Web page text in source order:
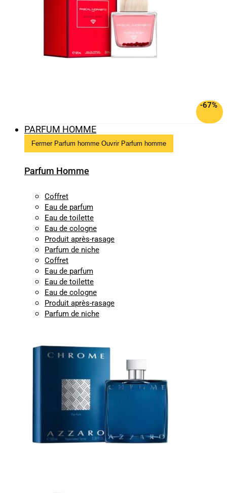
-67%
PARFUM HOMME
Fermer Parfum homme Ouvrir Parfum homme
Parfum Homme
Coffret
Eau de parfum
Eau de toilette
Eau de cologne
Produit après-rasage
Parfum de niche
Coffret
Eau de parfum
Eau de toilette
Eau de cologne
Produit après-rasage
Parfum de niche